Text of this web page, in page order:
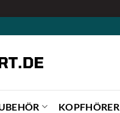
KOPFHÖRER